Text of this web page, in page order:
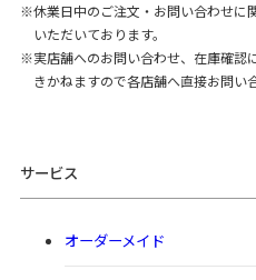
休業日中のご注文・お問い合わせに
いただいております。
実店舗へのお問い合わせ、在庫確認
きかねますので各店舗へ直接お問い
サービス
オーダーメイド